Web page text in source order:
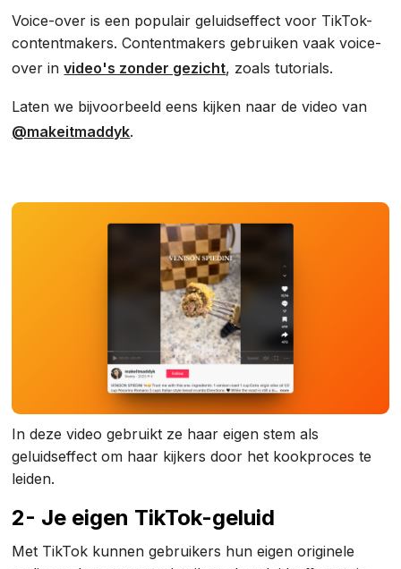
Voice-over is een populair geluidseffect voor TikTok-
contentmakers. Contentmakers gebruiken vaak voice-
over invideo's zonder gezicht, zoals tutorials.
Laten we bijvoorbeeld eens kijken naar de video van
@makeitmaddyk.
In deze video gebruikt ze haar eigen stem als
geluidseffect om haar kijkers door het kookproces te
leiden.
2- Je eigen TikTok-geluid
Met TikTok kunnen gebruikers hun eigen originele